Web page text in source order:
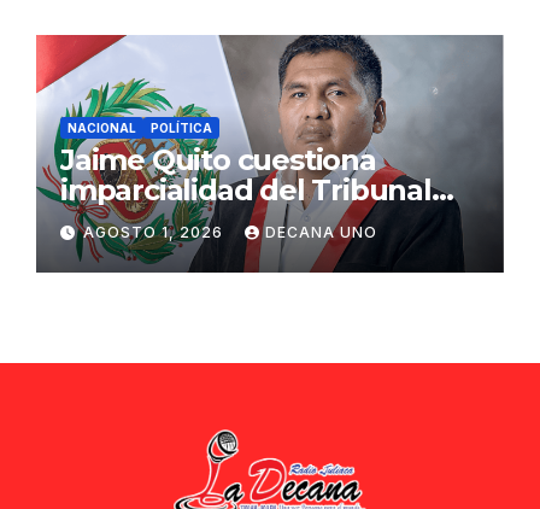
NACIONAL POLÍTICA
Jaime Quito cuestiona
imparcialidad del Tribunal
Constitucional tras liberación
de Ollanta Humala
AGOSTO 1, 2026 DECANA UNO